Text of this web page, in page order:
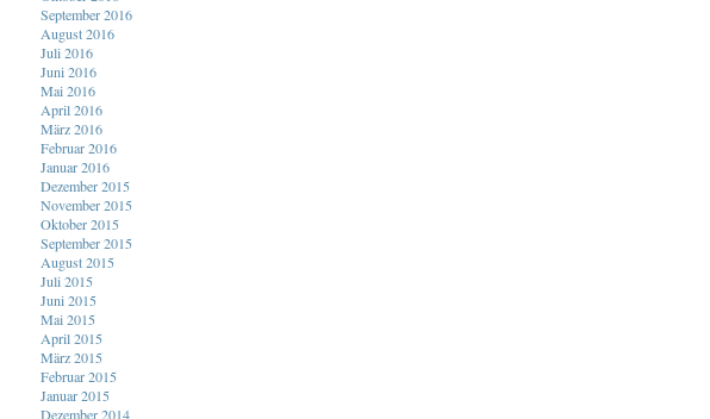
September 2016
August 2016
Juli 2016
Juni 2016
Mai 2016
April 2016
März 2016
Februar 2016
Januar 2016
Dezember 2015
November 2015
Oktober 2015
September 2015
August 2015
Juli 2015
Juni 2015
Mai 2015
April 2015
März 2015
Februar 2015
Januar 2015
Dezember 2014